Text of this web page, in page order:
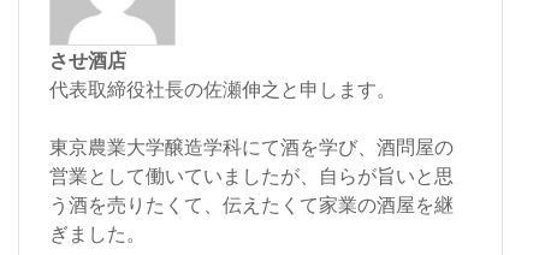
させ酒店
代表取締役社長の佐瀬伸之と申します。
東京農業大学醸造学科にて酒を学び、酒問屋の
営業として働いていましたが、自らが旨いと思
う酒を売りたくて、伝えたくて家業の酒屋を継
ぎました。